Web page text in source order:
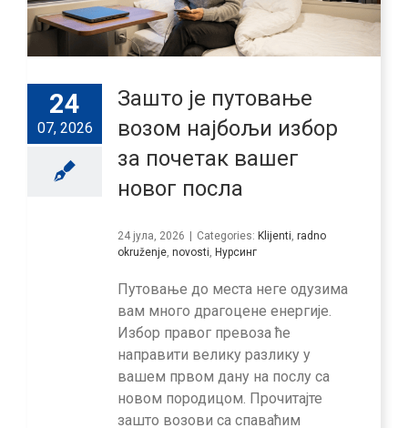
24
07, 2026
Зашто је путовање
возом најбољи избор
за почетак вашег
новог посла
24 јула, 2026 Categories: Klijenti, radno
okruženje, novosti, Нурсинг
Путовање до места неге одузима
вам много драгоцене енергије.
Избор правог превоза ће
направити велику разлику у
вашем првом дану на послу са
новом породицом. Прочитајте
зашто возови са спаваћим